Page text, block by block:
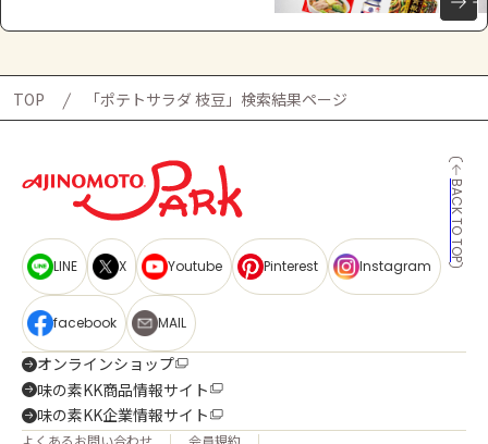
TOP 「ポテトサラダ 枝豆」検索結果ページ
BACK TO TOP
LINE X Youtube Pinterest Instagram
facebook MAIL
オンラインショップ
味の素KK商品情報サイト
味の素KK企業情報サイト
よくあるお問い合わせ 会員規約